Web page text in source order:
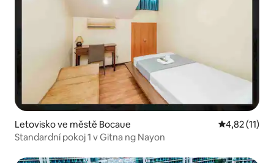
Letovisko ve městě Bocaue Průměrné
4,82 (11)
Standardní pokoj 1 v Gitna ng Nayon